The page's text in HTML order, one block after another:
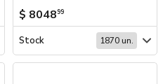
$ 804899
Stock 1870 un.